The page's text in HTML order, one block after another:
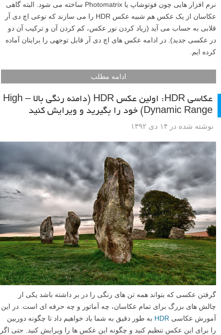
نرم افزار هایی چون فوتوشاپ یا Photomatrix ساخته می شود. البته گاهی
عکاسان از یک عکس هم شبیه عکس HDR را می سازند که نوعی اچ دی آر
قلابی به حساب می آید (زیاد کردن نور عکس، کم کردن آن و ترکیب آن دو
در عکسی جدید). در ادامه عکس های اچ دی آر قابل توجهی را برایتان آماده
کرده ایم.
ادامه مطلب
عکاسی HDR: اولین عکس HDR (دامنه رنگی بالا – High
Dynamic Range) خود را بگیرید و ویرایش کنید
نوشته شده در ۱۴ دی ۱۳۹۲
گرفتن عکسی که بتواند همه تن های رنگی را در بر داشته باشد یکی از
چالش های بزرگ برای تمام عکاسان، چه آماتور و چه حرفه ای است. در این
آمورش عکاسی HDR به طور دقیق به شما یاد خواهیم داد تا چگونه دوربین
را برای این عکس تنظیم کنید و چگونه این عکس ها را ویرایش کنید. حتی اگر